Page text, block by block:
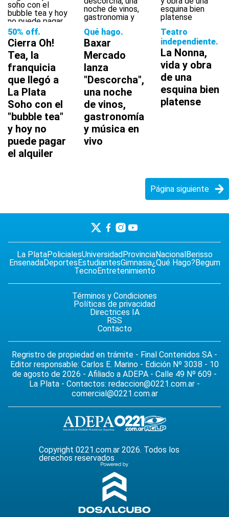
50% off
Cierra Oh!
Tea, la
franquicia
que llegó a
La Plata
Soho con el
"bubble tea"
y hoy no
puede pagar
el alquiler
Qué hago
Baxar
Mercado
lanza
"Descorcha",
una noche
de vinos,
gastronomía
y música en
vivo
Teatro
independiente
La Nonna,
vida y obra
de una
esquina bien
platense
Página siguiente
La PlataPolicialesUniversidadProvinciaNacionalBerisso
EnsenadaDeportesEstudiantesGimnasia¿Qué Hago?Begum
TecnoEntretenimiento
Términos y Condiciones
Políticas de privacidad
Directrices IA
RSS
Contacto
Regristro de propiedad en trámite - Final Contenidos SA -
Editor responsable: Carlos E. Marino - Edición Nº 3038 - 10
de agosto de 2026 - Afiliado a ADEPA - Calle 49 Nº 609 -
La Plata - Contactos: redaccion@0221.com.ar -
comercial@0221.com.ar
Copyright 0221.com.ar 2026. Todos los
derechos reservados